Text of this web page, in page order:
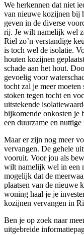
We herkennen dat niet
van nieuwe kozijnen bij
geven in de diverse
rij. Je wilt namelijk wel
Riel zo’n verstandige
is toch wel de isolatie.
houten kozijnen
schade aan het hout.
gevoelig voor
tocht zal je meer
stoken tegen tocht en
uitstekende
bijkomende onkosten je
een duurzame en nuttige
Maar er zijn nog meer
vervangen. De gehele
vooruit. Voor jou als
wilt namelijk wel in een
mogelijk dat de
plaatsen van de nieuwe
woning haal je je
kozijnen vervangen in
Ben je op zoek naar
uitgebreide